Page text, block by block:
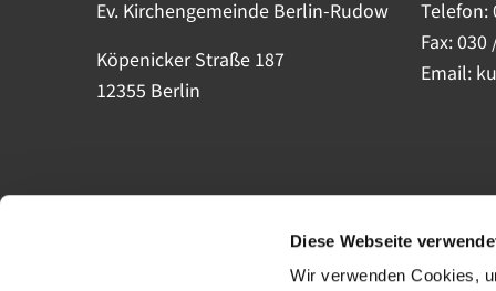
Diese Webseite
Wir verwenden Cookies,
Ev. Kirchengemeinde Berlin-Rudow
Köpenicker Straße 187
12355 Berlin
Telefon:
Fax: 030
Email: